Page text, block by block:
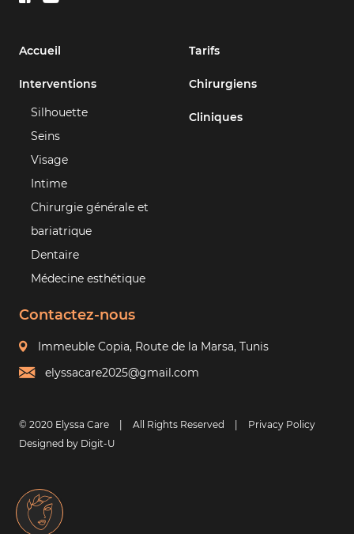
Accueil
Interventions
Silhouette
Seins
Visage
Intime
Chirurgie générale et
bariatrique
Dentaire
Médecine esthétique
Tarifs
Chirurgiens
Cliniques
Contactez-nous
Immeuble Copia, Route de la Marsa, Tunis
elyssacare2025@gmail.com
© 2020 Elyssa Care All Rights Reserved
Privacy Policy
Designed by Digit-U